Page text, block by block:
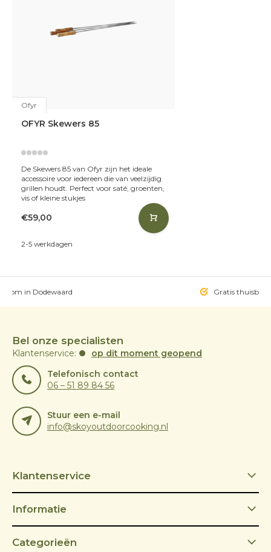
Ofyr
OFYR Skewers 85
De Skewers 85 van Ofyr zijn het ideale
accessoire voor iedereen die van veelzijdig
grillen houdt. Perfect voor saté, groenten,
vis of kleine stukjes
€59,00
2-5 werkdagen
in Dodewaard Gratis
Bel onze specialisten
Klantenservice:
op dit moment geopend
Telefonisch contact
06 – 51 89 84 56
Stuur een e-mail
info@skoyoutdoorcooking.nl
Klantenservice
Informatie
Categorieën